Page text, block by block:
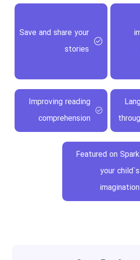
Save and share your
stories
Improving reading
comprehension
Featured on Spark
your child`s
imagination